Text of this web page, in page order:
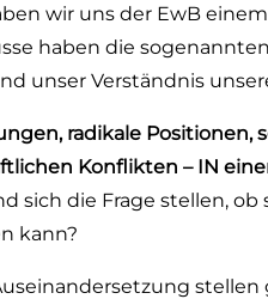
wir uns der EwB
haben die
unser Verständnis
radikale Positionen,
Konflikten – IN
sich die Frage stellen,
kann?
stellen